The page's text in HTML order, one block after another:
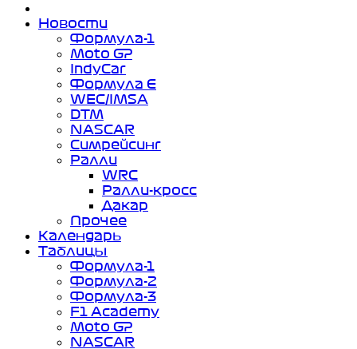
Новости
Формула-1
Moto GP
IndyCar
Формула Е
WEC/IMSA
DTM
NASCAR
Симрейсинг
Ралли
WRC
Ралли-кросс
Дакар
Прочее
Календарь
Таблицы
Формула-1
Формула-2
Формула-3
F1 Academy
Moto GP
NASCAR